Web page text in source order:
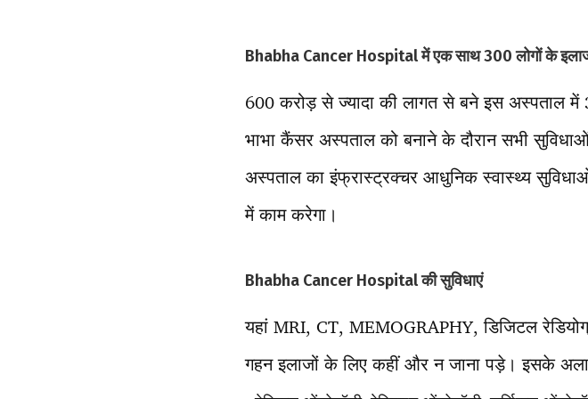
Bhabha Cancer Hospital में एक साथ 300 लोगों के इलाज
600 करोड़ से ज्यादा की लागत से बने इस अस्पताल में
भाभा कैंसर अस्पताल को बनाने के दौरान सभी
अस्पताल का इंफ्रास्ट्रक्चर आधुनिक स्वास्थ्य
में काम करेगा।
Bhabha Cancer Hospital की सुविधाएं
यहां MRI, CT, MEMOGRAPHY, डिजिटल
गहन इलाजों के लिए कहीं और न जाना पड़े। इसके